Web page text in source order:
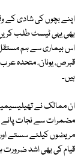
اپنے بچوں کی شادی کے
بھی یہی ٹیسٹ طلب کریں۔
اس بیماری سے ہم
قبرص، یونان، متحدہ
ہیں۔
ان ممالک نے
مضمرات سے نجات پانے
مریضوں کیلئے سستے اور
قیام کی بھی اشد ضرورت